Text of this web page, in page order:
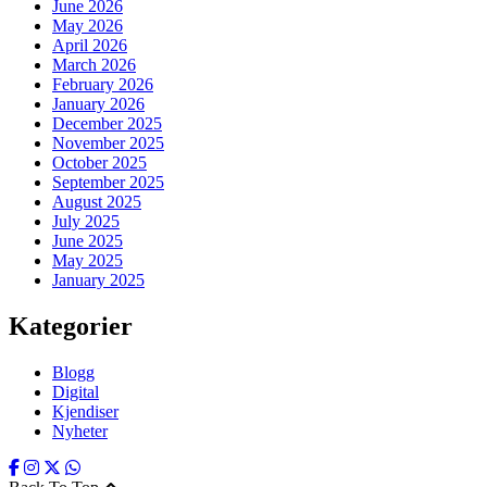
June 2026
May 2026
April 2026
March 2026
February 2026
January 2026
December 2025
November 2025
October 2025
September 2025
August 2025
July 2025
June 2025
May 2025
January 2025
Kategorier
Blogg
Digital
Kjendiser
Nyheter